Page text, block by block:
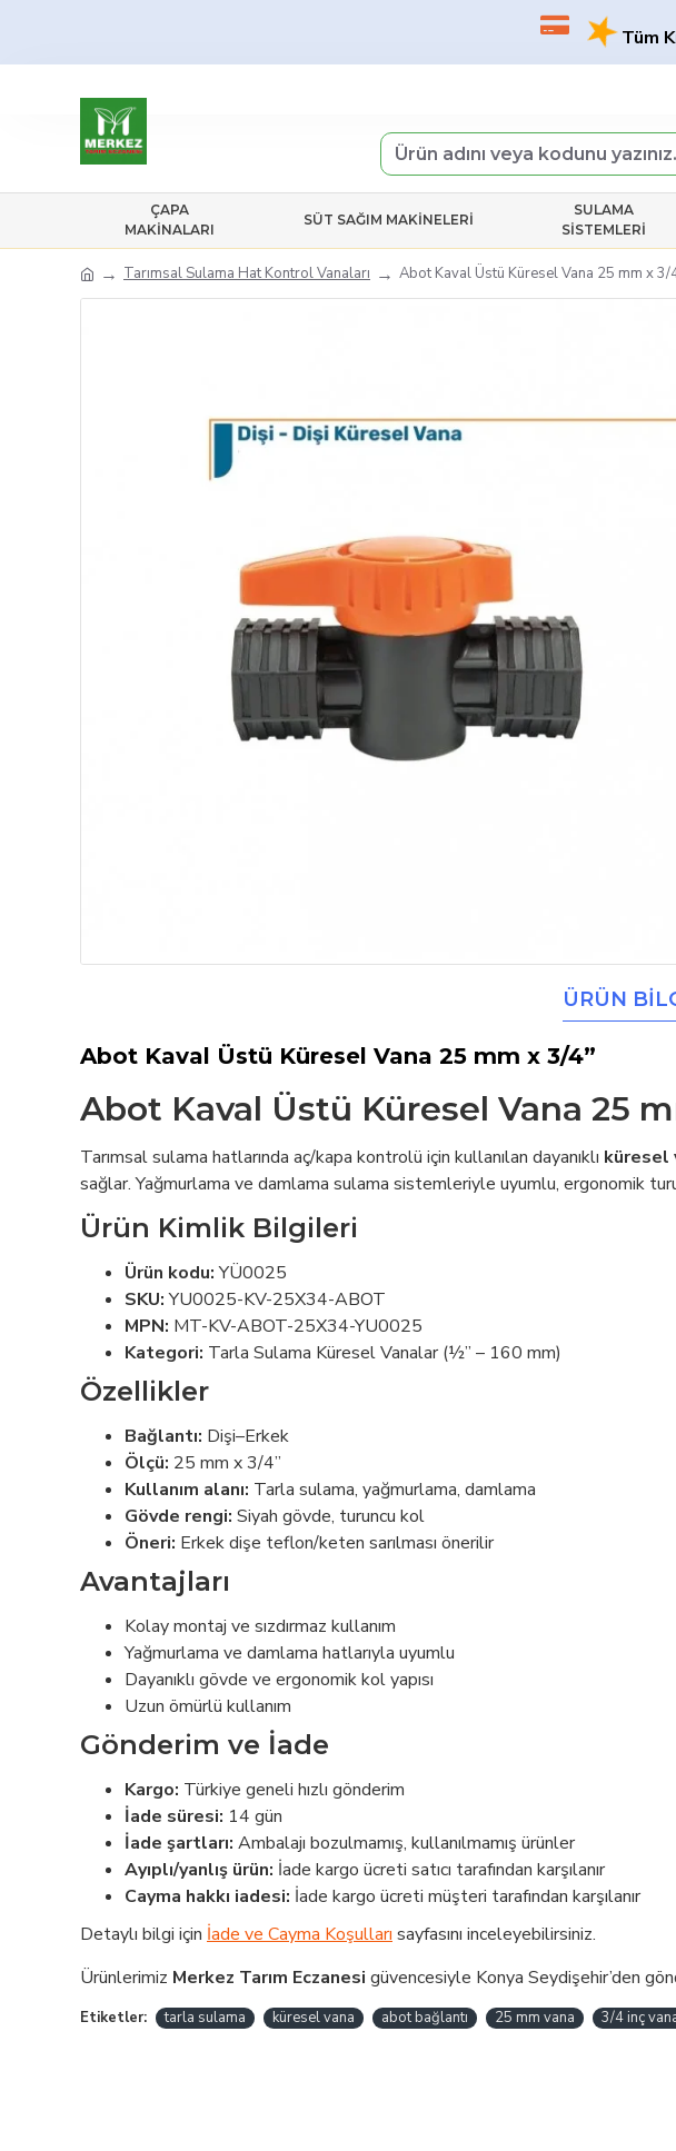
★Tüm Kredi
ÇAPA
MAKINALARI
SÜT SAĞIM MAKINELERI
SULAMA
SISTEMLERI
Tarımsal Sulama Hat Kontrol Vanaları Abot Kaval Üstü Küresel Vana 25 mm x 3/
ÜRÜN
Abot Kaval Üstü Küresel Vana 25 mm x 3/4”
Abot Kaval Üstü Küresel Vana 25
Tarımsal sulama hatlarında aç/kapa kontrolü için kullanılan dayanıklı küresel
sağlar. Yağmurlama ve damlama sulama sistemleriyle uyumlu, ergonomik
Ürün Kimlik Bilgileri
Ürün kodu:YÜ0025
SKU:YU0025-KV-25X34-ABOT
MPN: MT-KV-ABOT-25X34-YU0025
Kategori: Tarla Sulama Küresel Vanalar (½” – 160 mm)
Özellikler
Bağlantı: Dişi–Erkek
Ölçü: 25 mm x 3/4”
Kullanım alanı: Tarla sulama, yağmurlama, damlama
Gövde rengi: Siyah gövde, turuncu kol
Öneri: Erkek dişe teflon/keten sarılması önerilir
Avantajları
Kolay montaj ve sızdırmaz kullanım
Yağmurlama ve damlama hatlarıyla uyumlu
Dayanıklı gövde ve ergonomik kol yapısı
Uzun ömürlü kullanım
Gönderim ve İade
Kargo: Türkiye geneli hızlı gönderim
İade süresi: 14 gün
İade şartları: Ambalajı bozulmamış, kullanılmamış ürünler
Ayıplı/yanlış ürün: İade kargo ücreti satıcı tarafından karşılanır
Cayma hakkı iadesi: İade kargo ücreti müşteri tarafından karşılanır
Detaylı bilgi için İade ve Cayma Koşulları sayfasını inceleyebilirsiniz.
Ürünlerimiz Merkez Tarım Eczanesi güvencesiyle Konya Seydişehir’den
Etiketler: tarla sulama küresel vana abot bağlantı 25 mm vana 3/4 inç